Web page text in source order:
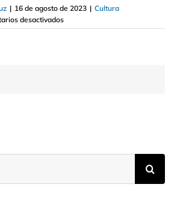
| 16 de agosto de 2023 | Cultura
desactivadosen
Utilidades